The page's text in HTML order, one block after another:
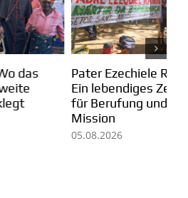
Pater Ezechiele Ramin:
Ein lebendiges Zeugnis
für Berufung und
Mission
05.08.2026